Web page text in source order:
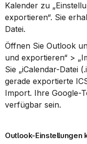
Kalender zu
exportieren“. Sie
Datei.
Öffnen Sie Outlook
und exportieren“ >
Sie „iCalendar-Datei
gerade exportierte
Import. Ihre Google-
verfügbar sein.
Outlook-Einstellungen